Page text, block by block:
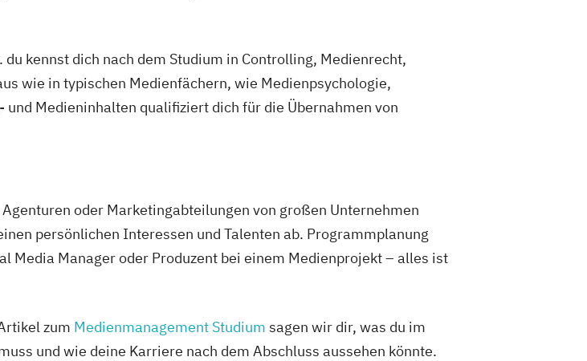
kennst dich nach dem Studium in Controlling, Medienrecht,
wie in typischen Medienfächern, wie Medienpsychologie,
Medieninhalten qualifiziert dich für die Übernahmen von
oder Marketingabteilungen von großen Unternehmen
persönlichen Interessen und Talenten ab. Programmplanung
Media Manager oder Produzent bei einem Medienprojekt – alles ist
zum Medienmanagement Studium sagen wir dir, was du im
und wie deine Karriere nach dem Abschluss aussehen könnte.